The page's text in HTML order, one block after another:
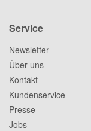
Service
Newsletter
Über uns
Kontakt
Kundenservice
Presse
Jobs